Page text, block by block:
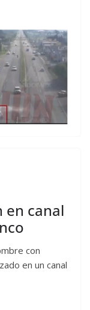
en canal
con
en un canal